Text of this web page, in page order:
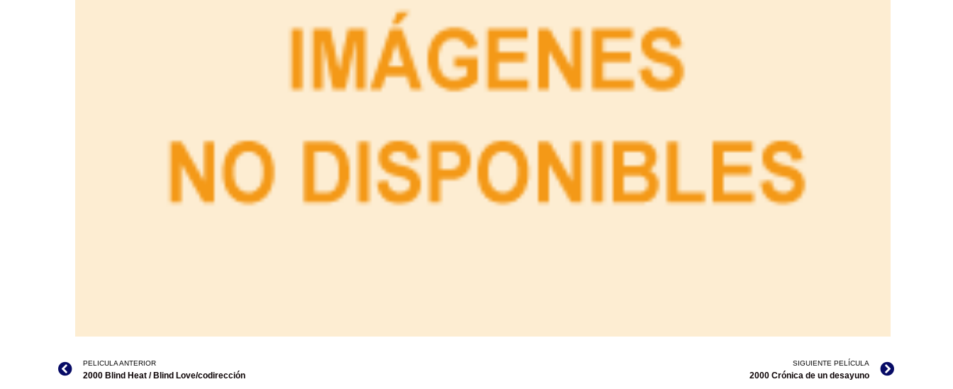
PELICULA ANTERIOR
2000 Blind Heat / Blind Love/codirección
SIGUIENTE PELÍCULA
2000 Crónica de un desayuno